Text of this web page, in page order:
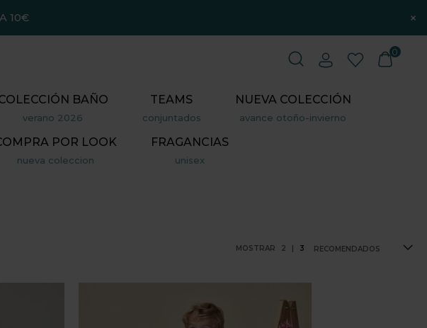
10€ ×
BAÑO
verano 2026
TEAMS
conjuntados
NUEVA COLECCIÓN
avance otoño-invierno
POR LOOK
nueva coleccion
FRAGANCIAS
unisex
0
MOSTRAR 2 | 3 RECOMENDADOS